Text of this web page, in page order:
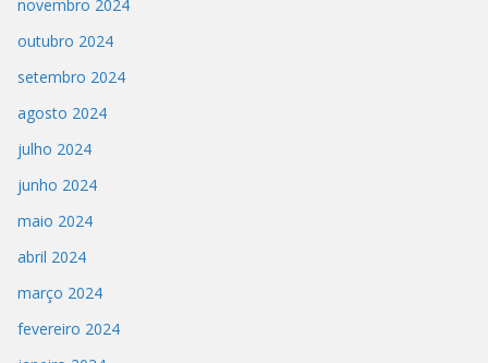
novembro 2024
outubro 2024
setembro 2024
agosto 2024
julho 2024
junho 2024
maio 2024
abril 2024
março 2024
fevereiro 2024